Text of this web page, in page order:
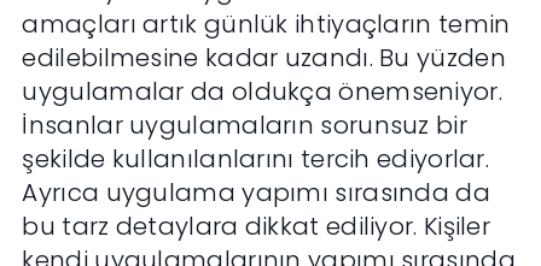
amaçları artık günlük ihtiyaçların temin
edilebilmesine kadar uzandı. Bu yüzden
uygulamalar da oldukça önemseniyor.
İnsanlar uygulamaların sorunsuz bir
şekilde kullanılanlarını tercih ediyorlar.
Ayrıca uygulama yapımı sırasında da
bu tarz detaylara dikkat ediliyor. Kişiler